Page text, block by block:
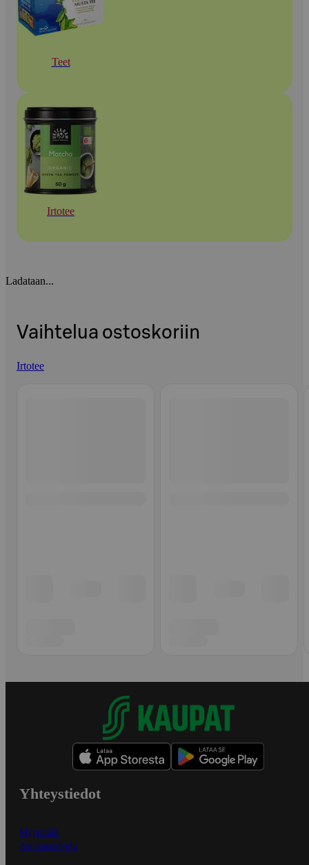
Teet
Irtotee
Ladataan...
Vaihtelua ostoskoriin
Irtotee
Yhteystiedot
Myymälät
Asiakaspalvelu